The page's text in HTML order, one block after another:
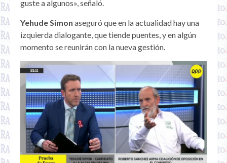
guste a algunos», señaló.
Yehude Simon aseguró que en la actualidad hay una
izquierda dialogante, que tiende puentes, y en algún
momento se reunirán con la nueva gestión.